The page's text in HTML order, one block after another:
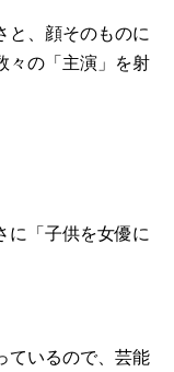
と、顔そのものに
々の「主演」を射
に「子供を女優に
ているので、芸能